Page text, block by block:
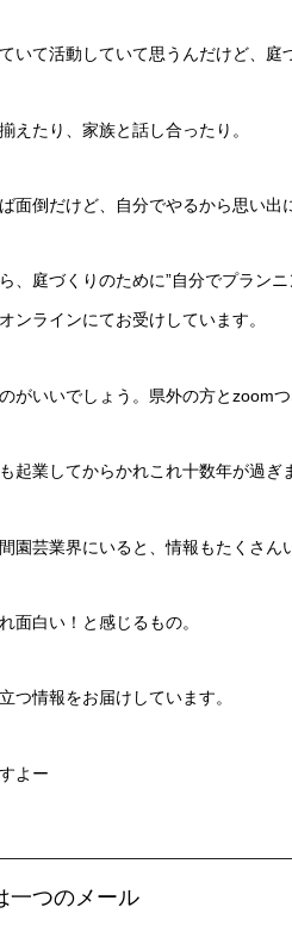
いて活動していて思うんだけど、庭
えたり、家族と話し合ったり。
面倒だけど、自分でやるから思い出
、庭づくりのために”自分でプラン
ンラインにてお受けしています。
がいいでしょう。県外の方とzoom
起業してからかれこれ十数年が過ぎ
園芸業界にいると、情報もたくさん
面白い！と感じるもの。
つ情報をお届けしています。
よー
一つのメール